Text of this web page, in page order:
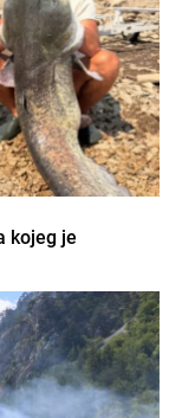
kojeg je